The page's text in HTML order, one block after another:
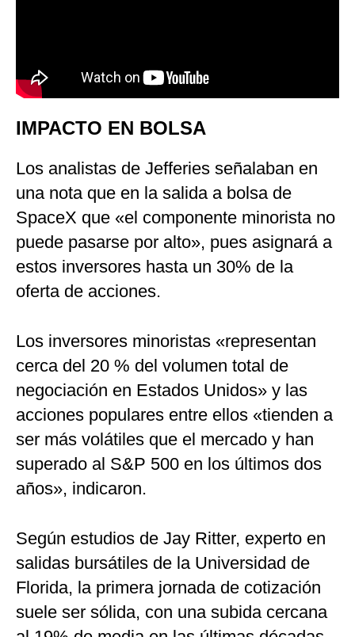
IMPACTO EN BOLSA
Los analistas de Jefferies señalaban en
una nota que en la salida a bolsa de
SpaceX que «el componente minorista no
puede pasarse por alto», pues asignará a
estos inversores hasta un 30% de la
oferta de acciones.
Los inversores minoristas «representan
cerca del 20 % del volumen total de
negociación en Estados Unidos» y las
acciones populares entre ellos «tienden a
ser más volátiles que el mercado y han
superado al S&P 500 en los últimos dos
años», indicaron.
Según estudios de Jay Ritter, experto en
salidas bursátiles de la Universidad de
Florida, la primera jornada de cotización
suele ser sólida, con una subida cercana